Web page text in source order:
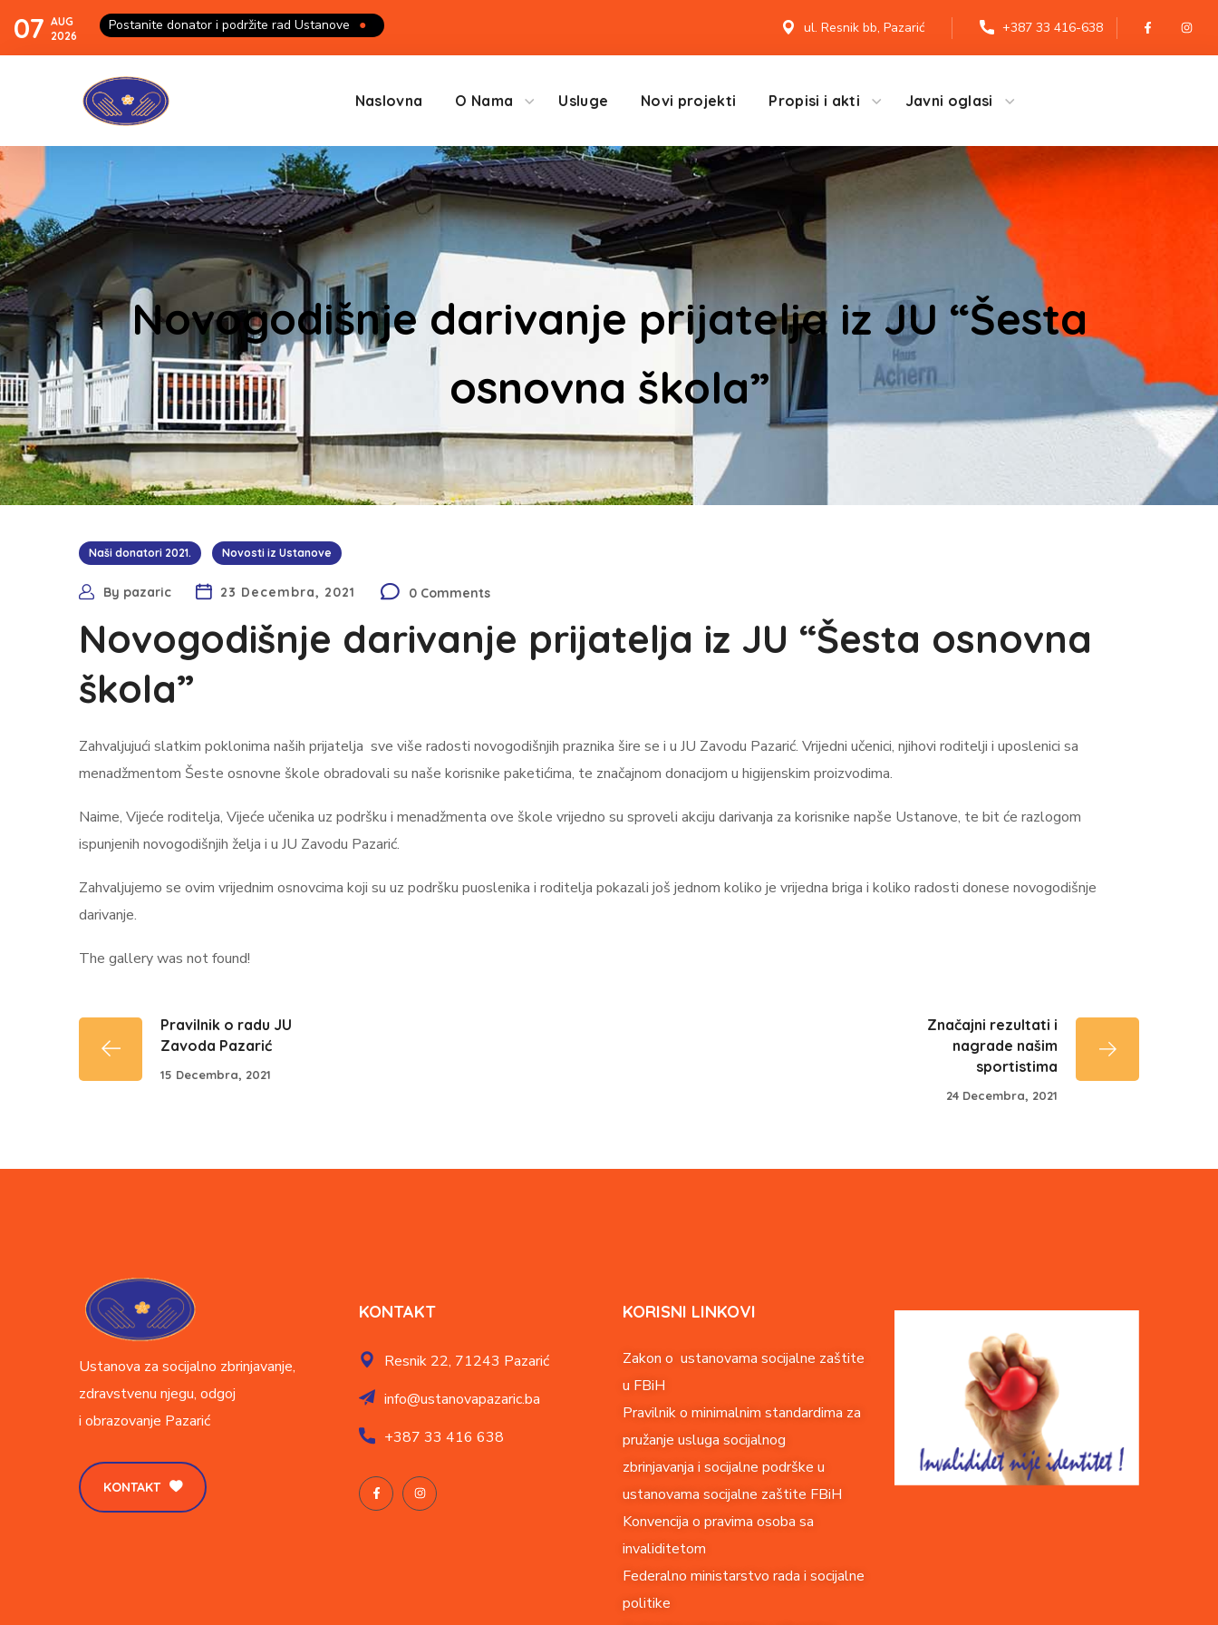
07 AUG
2026
Postanite donator i podržite rad Ustanove ● ul. Resnik bb, Pazarić +387 33 416-638
Naslovna O Nama Usluge Novi projekti Propisi i akti Javni oglasi
Novogodišnje darivanje prijatelja iz JU “Šesta
osnovna škola”
Naši donatori 2021. Novosti iz Ustanove
By pazaric 23 Decembra, 2021 0 Comments
Novogodišnje darivanje prijatelja iz JU “Šesta osnovna
škola”
Zahvaljujući slatkim poklonima naših prijatelja sve više radosti novogodišnjih praznika šire se i u JU Zavodu Pazarić. Vrijedni učenici, njihovi roditelji i uposlenici sa
menadžmentom Šeste osnovne škole obradovali su naše korisnike paketićima, te značajnom donacijom u higijenskim proizvodima.
Naime, Vijeće roditelja, Vijeće učenika uz podršku i menadžmenta ove škole vrijedno su sproveli akciju darivanja za korisnike napše Ustanove, te bit će razlogom
ispunjenih novogodišnjih želja i u JU Zavodu Pazarić.
Zahvaljujemo se ovim vrijednim osnovcima koji su uz podršku puoslenika i roditelja pokazali još jednom koliko je vrijedna briga i koliko radosti donese novogodišnje
darivanje.
The gallery was not found!
Pravilnik o radu JU
Zavoda Pazarić
15 Decembra, 2021
Značajni rezultati i
nagrade našim
sportistima
24 Decembra, 2021
Ustanova za socijalno zbrinjavanje,
zdravstvenu njegu, odgoj
i obrazovanje Pazarić
KONTAKT
KONTAKT
Resnik 22, 71243 Pazarić
info@ustanovapazaric.ba
+387 33 416 638
KORISNI LINKOVI
Zakon o ustanovama socijalne zaštite
u FBiH
Pravilnik o minimalnim standardima za
pružanje usluga socijalnog
zbrinjavanja i socijalne podrške u
ustanovama socijalne zaštite FBiH
Konvencija o pravima osoba sa
invaliditetom
Federalno ministarstvo rada i socijalne
politike